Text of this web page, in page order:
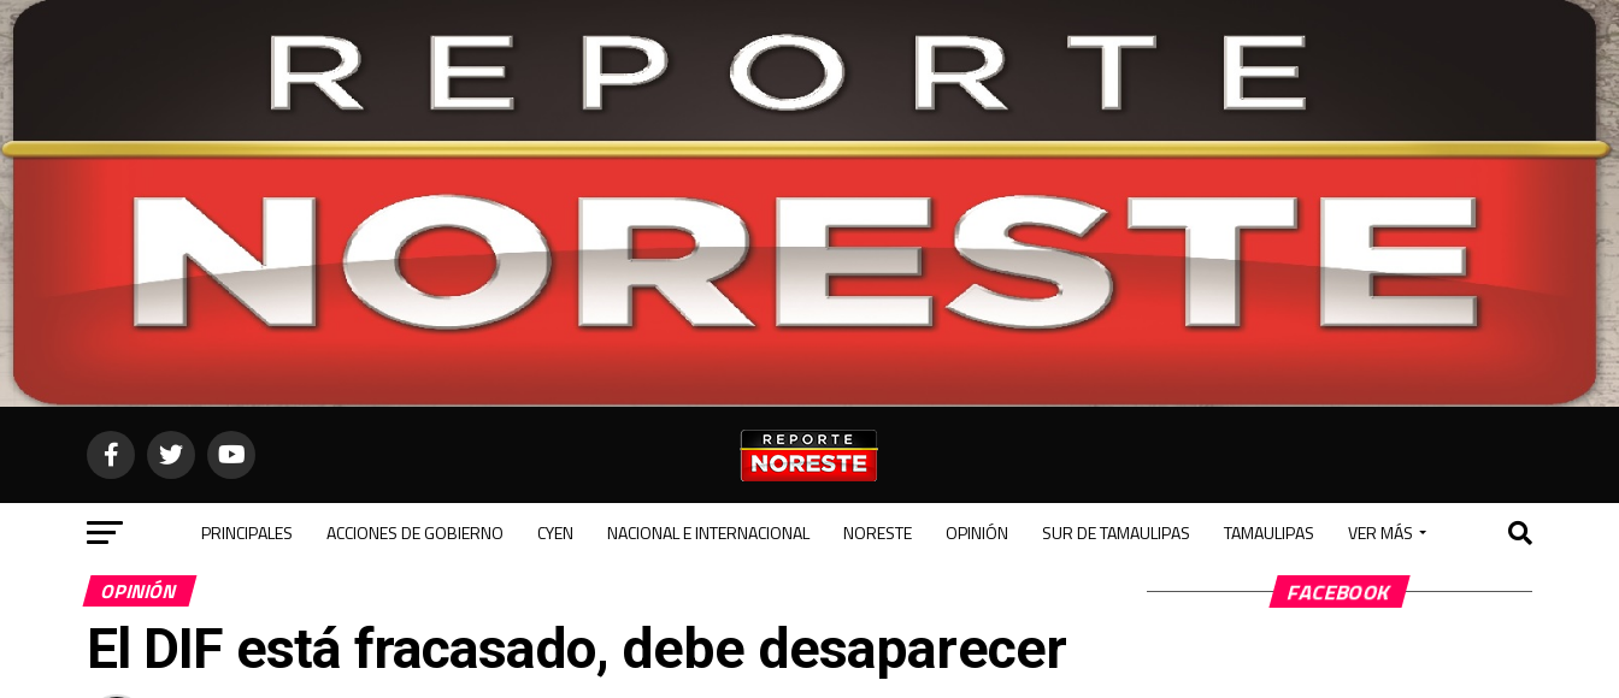
PRINCIPALES ACCIONES DE GOBIERNO CYEN NACIONAL E INTERNACIONAL NORESTE OPINIÓN SUR DE TAMAULIPAS TAMAULIPAS VER MÁS
OPINIÓN
El DIF está fracasado, debe desaparecer
FACEBOOK